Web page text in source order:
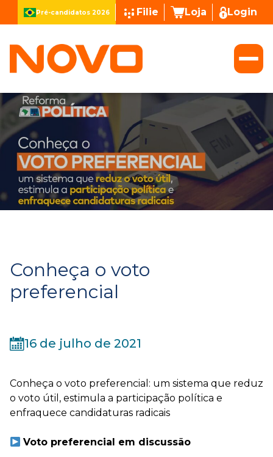
Pré-candidatos 2026 Filie Loja Login
Conheça o voto
preferencial
16 de julho de 2021
Conheça o voto preferencial: um sistema que reduz
o voto útil, estimula a participação política e
enfraquece candidaturas radicais
Voto preferencial em discussão